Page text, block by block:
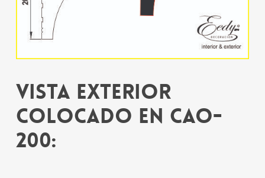
Vista exterior
colocado en CAO-
200: